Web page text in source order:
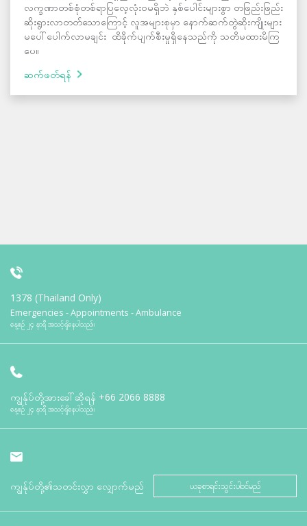
လက္ခဏာတစ်စုံတစ်ရာပြလေ့လုံးဝမရှိဘဲ နှစ်ပေါင်းများစွာ တဖြည်းဖြည်း
ဆိုးရွားလာတတ်သောကြောင့် လူအများစုမှာ နောက်ဆက်တွဲဆိုးကျိုးများ
မပေါ်ပေါက်လာမချင်း ထိခိုက်ပျက်စီးမှုရှိနေသည်ကို သတိမထားမိကြ
ပေ။
ဆက်ဖတ်ရန်
1378 (Thailand Only)
Emergencies - Appointments - Ambulance
နေ့စဉ် ၂၄ နာရီ အသင့်ရှိနေပါသည်။
ကျွန်ုပ်တို့အားခေါ်ဆိုရန် +66 2066 8888
နေ့စဉ် ၂၄ နာရီ အသင့်ရှိနေပါသည်။
ကျွန်ုပ်တို့၏သတင်းလွှာ လျှောက်မည် ယခုစာရင်းသွင်းပါဝင်မည်